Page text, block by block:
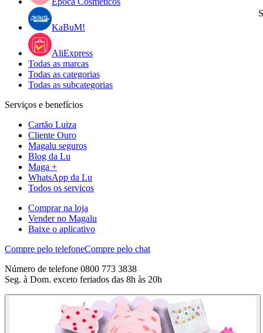
KaBuM!
AliExpress
Todas as marcas
Todas as categorias
Todas as subcategorias
Serviços e benefícios
Cartão Luiza
Cliente Ouro
Magalu seguros
Blog da Lu
Maga +
WhatsApp da Lu
Todos os serviços
Comprar na loja
Vender no Magalu
Baixe o aplicativo
Compre pelo telefoneCompre pelo chat
Número de telefone 0800 773 3838
Seg. à Dom. exceto feriados das 8h às 20h